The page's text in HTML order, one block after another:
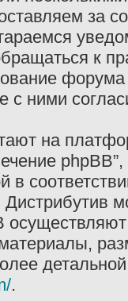
за
к
с ними
на
в
материалы,
.